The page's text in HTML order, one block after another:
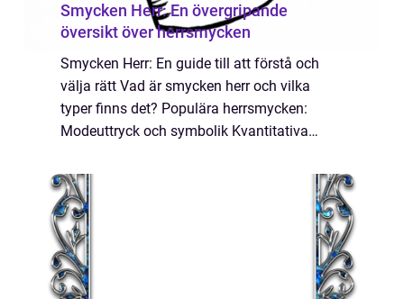
Smycken Herr: En övergripande
översikt över herrsmycken
Smycken Herr: En guide till att förstå och
välja rätt Vad är smycken herr och vilka
typer finns det? Populära herrsmycken:
Modeuttryck och symbolik Kvantitativa
popularitet Skillnader mellan olika
herrsmycken: Mater...